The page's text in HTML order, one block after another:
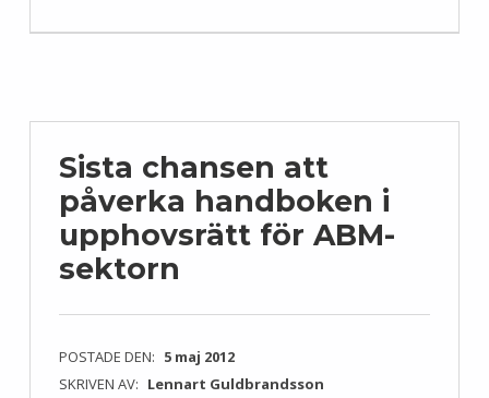
Sista chansen att
påverka handboken i
upphovsrätt för ABM-
POSTADE DEN: 5 maj 2012
SKRIVEN AV: Lennart Guldbrandsson